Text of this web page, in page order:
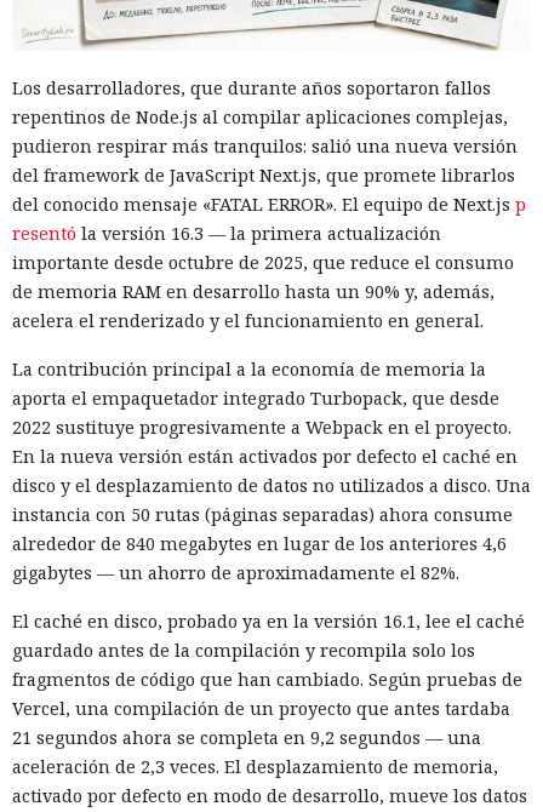
Los desarrolladores, que durante años soportaron fallos
repentinos de Node.js al compilar aplicaciones complejas,
pudieron respirar más tranquilos: salió una nueva versión
del framework de JavaScript Next.js, que promete librarlos
del conocido mensaje «FATAL ERROR». El equipo de Next.js p
resentó la versión 16.3 — la primera actualización
importante desde octubre de 2025, que reduce el consumo
de memoria RAM en desarrollo hasta un 90% y, además,
acelera el renderizado y el funcionamiento en general.
La contribución principal a la economía de memoria la
aporta el empaquetador integrado Turbopack, que desde
2022 sustituye progresivamente a Webpack en el proyecto.
En la nueva versión están activados por defecto el caché en
disco y el desplazamiento de datos no utilizados a disco. Una
instancia con 50 rutas (páginas separadas) ahora consume
alrededor de 840 megabytes en lugar de los anteriores 4,6
gigabytes — un ahorro de aproximadamente el 82%.
El caché en disco, probado ya en la versión 16.1, lee el caché
guardado antes de la compilación y recompila solo los
fragmentos de código que han cambiado. Según pruebas de
Vercel, una compilación de un proyecto que antes tardaba
21 segundos ahora se completa en 9,2 segundos — una
aceleración de 2,3 veces. El desplazamiento de memoria,
activado por defecto en modo de desarrollo, mueve los datos